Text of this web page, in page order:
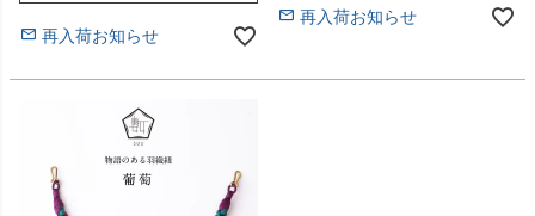
再入荷お知らせ
再入荷お知らせ